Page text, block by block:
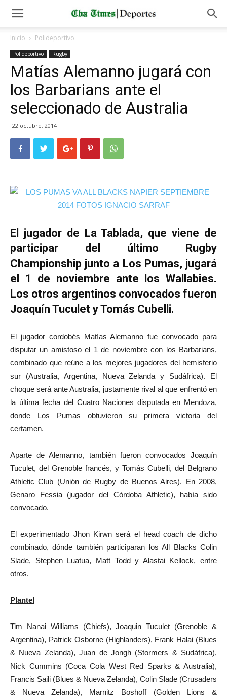
Inicio Polideportivo
Polideportivo Rugby
Matías Alemanno jugará con
los Barbarians ante el
seleccionado de Australia
22 octubre, 2014
El jugador de La Tablada, que viene de
participar del último Rugby
Championship junto a Los Pumas, jugará
el 1 de noviembre ante los Wallabies.
Los otros argentinos convocados fueron
Joaquín Tuculet y Tomás Cubelli.
El jugador cordobés Matías Alemanno fue convocado para
disputar un amistoso el 1 de noviembre con los Barbarians,
combinado que reúne a los mejores jugadores del hemisferio
sur (Australia, Argentina, Nueva Zelanda y Sudáfrica). El
choque será ante Australia, justamente rival al que enfrentó en
la última fecha del Cuatro Naciones disputada en Mendoza,
donde Los Pumas obtuvieron su primera victoria del
certamen.
Aparte de Alemanno, también fueron convocados Joaquín
Tuculet, del Grenoble francés, y Tomás Cubelli, del Belgrano
Athletic Club (Unión de Rugby de Buenos Aires). En 2008,
Genaro Fessia (jugador del Córdoba Athletic), había sido
convocado.
El experimentado Jhon Kirwn será el head coach de dicho
combinado, dónde también participaran los All Blacks Colin
Slade, Stephen Luatua, Matt Todd y Alastai Kellock, entre
otros.
Plantel
Tim Nanai Williams (Chiefs), Joaquin Tuculet (Grenoble &
Argentina), Patrick Osborne (Highlanders), Frank Halai (Blues
& Nueva Zelanda), Juan de Jongh (Stormers & Sudáfrica),
Nick Cummins (Coca Cola West Red Sparks & Australia),
Francis Saili (Blues & Nueva Zelanda), Colin Slade (Crusaders
& Nueva Zelanda), Marnitz Boshoff (Golden Lions &